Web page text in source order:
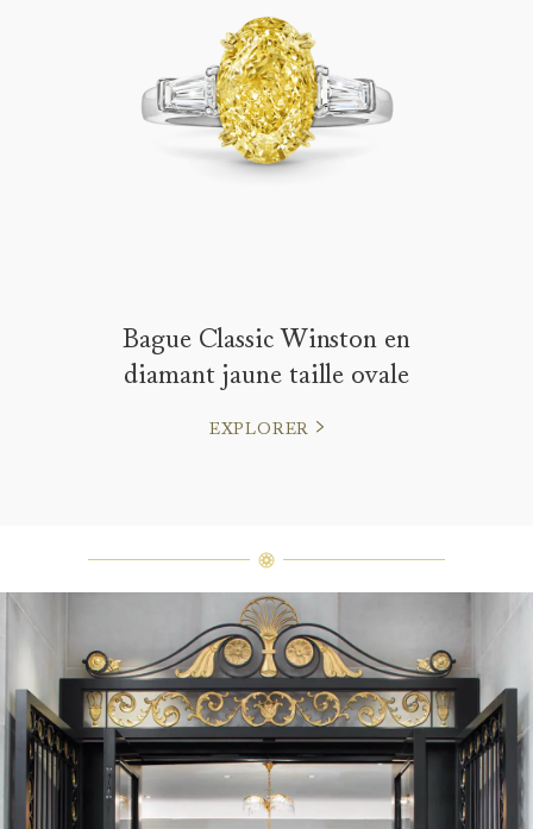
Bague Classic Winston en
diamant jaune taille ovale
EXPLORER